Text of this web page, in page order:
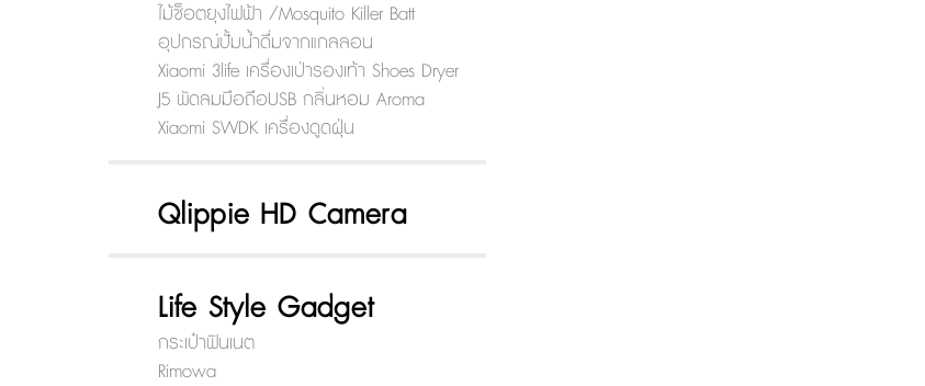
ไม้ช็อตยุงไฟฟ้า /Mosquito Killer Batt
อุปกรณ์ปั้มน้ำดื่มจากแกลลอน
Xiaomi 3life เครื่องเป่ารองเท้า Shoes Dryer
J5 พัดลมมือถือUSB กลิ่นหอม Aroma
Xiaomi SWDK เครื่องดูดฝุ่น
Qlippie HD Camera
Life Style Gadget
กระเป๋าฟินเนต
Rimowa